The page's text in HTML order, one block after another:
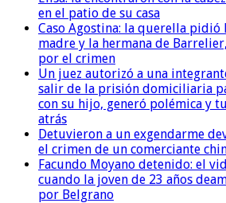
en el patio de su casa
Caso Agostina: la querella pidió
madre y la hermana de
por el crimen
Un juez autorizó a una
salir de la prisión domiciliaria
con su hijo, generó polémica y
atrás
Detuvieron a un exgendarme
el crimen de un comerciante
Facundo Moyano detenido: el
cuando la joven de 23 años
por Belgrano